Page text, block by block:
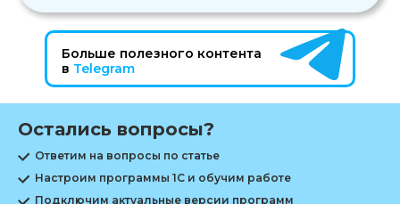
Больше полезного контента
в Telegram
Остались вопросы?
Ответим на вопросы по статье
Настроим программы 1С и обучим работе
Подключим актуальные версии программ